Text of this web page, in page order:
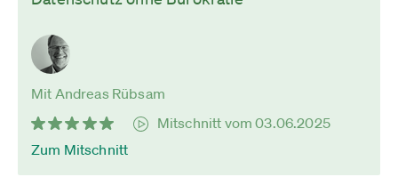
Mit Andreas Rübsam
Mitschnitt vom 03.06.2025
Zum Mitschnitt